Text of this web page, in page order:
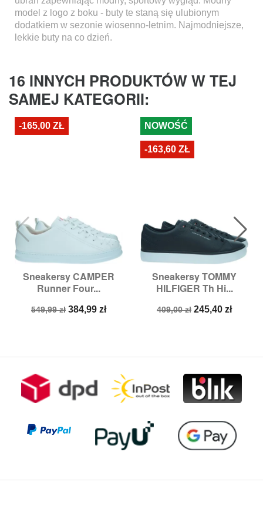
model z logo z boku - buty te staną się ulubionym
dodatkiem w sezonie wiosenno-letnim. Najmodniejsze,
lekkie buty na co dzień.
16 INNYCH PRODUKTÓW W TEJ
SAMEJ KATEGORII:
Sneakersy CAMPER
Runner Four...
Cena
549,99 zł Cena
384,99 zł
-165,00 ZŁ
Sneakersy TOMMY
HILFIGER Th Hi...
Cena
409,00 zł Cena
245,40 zł
NOWOŚĆ
-163,60 ZŁ